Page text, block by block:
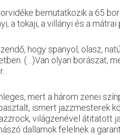
bemutatkozik a 65
a tokaji, a villányi és a
hogy spanyol, olasz,
(…)Van olyan borászat,
mert a három zenei
ismert jazzmesterek
világzenével
dallamok felelnek a